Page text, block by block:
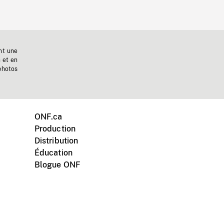
une
et en
ONF.ca
Production
Distribution
Éducation
Blogue ONF